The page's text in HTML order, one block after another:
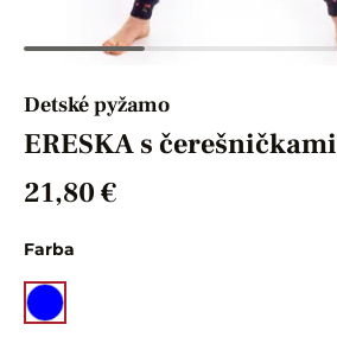
Detské pyžamo
ERESKA s čerešničkami
21,80 €
Farba